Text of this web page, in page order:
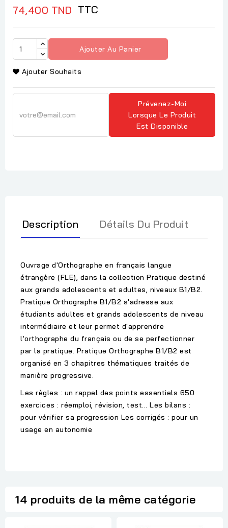
74,400 TND TTC
Ajouter Au Panier
Ajouter Souhaits
Prévenez-Moi
Lorsque Le Produit
Est Disponible
Description Détails Du Produit
Ouvrage d'Orthographe en français langue
étrangère (FLE), dans la collection Pratique destiné
aux grands adolescents et adultes, niveaux B1/B2.
Pratique Orthographe B1/B2 s'adresse aux
étudiants adultes et grands adolescents de niveau
intermédiaire et leur permet d'apprendre
l'orthographe du français ou de se perfectionner
par la pratique. Pratique Orthographe B1/B2 est
organisé en 3 chapitres thématiques traités de
manière progressive.
Les règles : un rappel des points essentiels 650
exercices : réemploi, révision, test... Les bilans :
pour vérifier sa progression Les corrigés : pour un
usage en autonomie
14 produits de la même catégorie